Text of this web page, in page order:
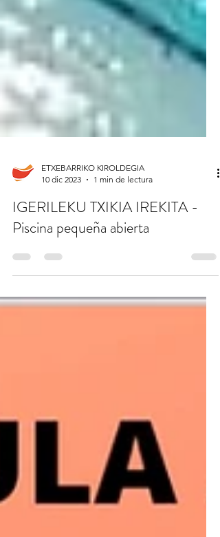
10 dic 2023
1 min de lectura
IGERILEKU TXIKIA IREKITA -
Piscina pequeña abierta